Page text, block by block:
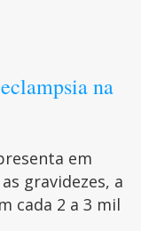
na
em
gravidezes, a
cada 2 a 3 mil